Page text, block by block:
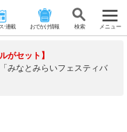
･連載 おでかけ情報 検 索 メニュー
がセット】
みなとみらいフェスティバ